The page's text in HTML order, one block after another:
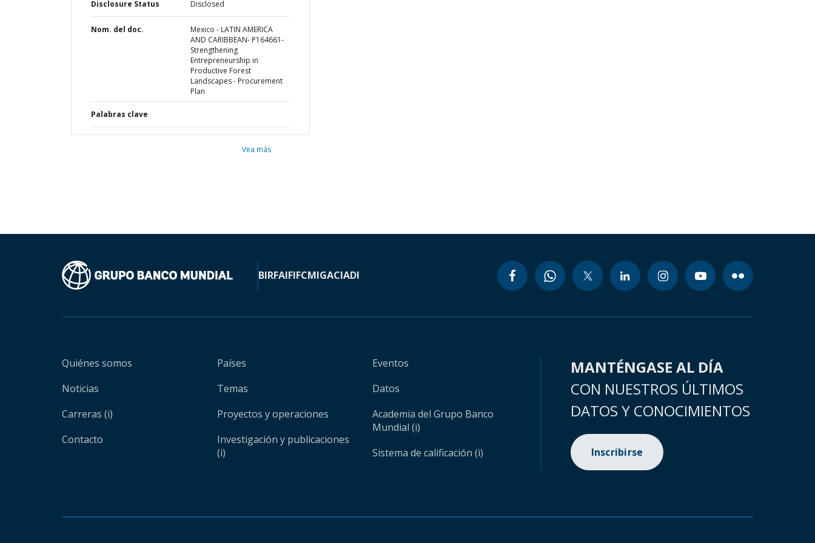
Disclosure Status Disclosed
Nom. del doc.
Mexico - LATIN AMERICA
AND CARIBBEAN- P164661-
Strengthening
Entrepreneurship in
Productive Forest
Landscapes - Procurement
Plan
Palabras clave
Vea más
BIRFAIFIFCMIGACIADI
Quiénes somos
Noticias
Carreras (i)
Contacto
Países
Temas
Proyectos y operaciones
Investigación y publicaciones
(i)
Eventos
Datos
Academia del Grupo Banco
Mundial (i)
Sistema de calificación (i)
MANTÉNGASE AL DÍA
CON NUESTROS ÚLTIMOS
DATOS Y CONOCIMIENTOS
Inscribirse